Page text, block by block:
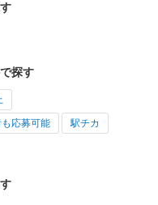
探す
応募可能 駅チカ